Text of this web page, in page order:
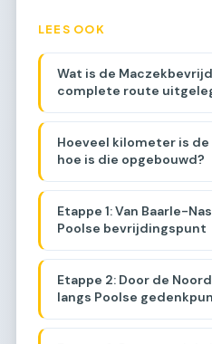
LEES OOK
Wat is de
complete route
Hoeveel kilometer is
hoe is die opgebouwd?
Etappe 1: Van Baarle-
Poolse bevrijdingspunt
Etappe 2: Door de
langs Poolse